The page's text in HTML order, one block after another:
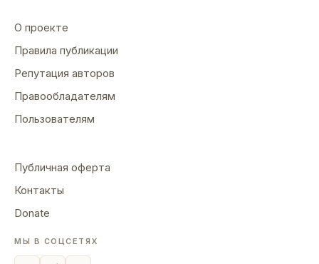
О проекте
Правила публикации
Репутация авторов
Правообладателям
Пользователям
Публичная оферта
Контакты
Donate
МЫ В СОЦСЕТЯХ